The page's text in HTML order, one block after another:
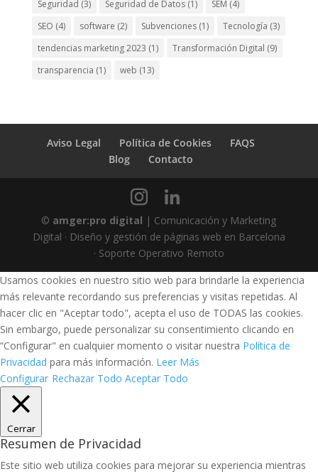
Seguridad (3) Seguridad de Datos(1) SEM (4)
SEO (4) software (2) Subvenciones(1) Tecnología (3)
tendencias marketing 2023 (1) Transformación Digital (9)
transparencia (1) web (13)
Aviso Legal Política de Cookies
FAQS
Blog
Contacto
© amger:pro digital | Comunicación y Marketing
Digital · Diseño y gestión de páginas web en Barcelona
· Soporte Operativo Remoto
Usamos cookies en nuestro sitio web para brindarle la experiencia
más relevante recordando sus preferencias y visitas repetidas. Al
hacer clic en "Aceptar todo", acepta el uso de TODAS las cookies.
Sin embargo, puede personalizar su consentimiento clicando en
“Configurar" en cualquier momento o visitar nuestra Política de
Privacidad para más información. Leer Más
Configurar Rechazar Todo Aceptar Todo
Cerrar
Resumen de Privacidad
Este sitio web utiliza cookies para mejorar su experiencia mientras